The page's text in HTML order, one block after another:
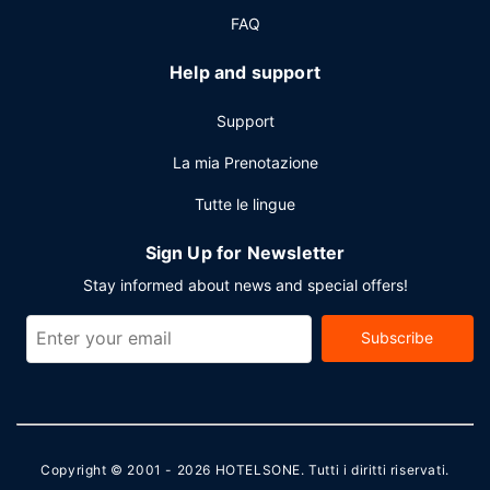
FAQ
Help and support
Support
La mia Prenotazione
Tutte le lingue
Sign Up for Newsletter
Stay informed about news and special offers!
Subscribe
Copyright © 2001 - 2026 HOTELSONE. Tutti i diritti riservati.